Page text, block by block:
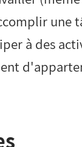
une
à des